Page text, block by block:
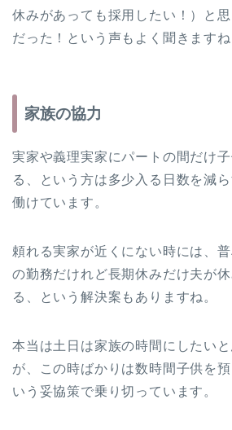
休みがあっても採用したい！）と
だった！という声もよく聞きますね
家族の協力
実家や義理実家にパートの間だけ
る、という方は多少入る日数を減
働けています。
頼れる実家が近くにない時には、
の勤務だけれど長期休みだけ夫が
る、という解決案もありますね。
本当は土日は家族の時間にしたい
が、この時ばかりは数時間子供を
いう妥協策で乗り切っています。